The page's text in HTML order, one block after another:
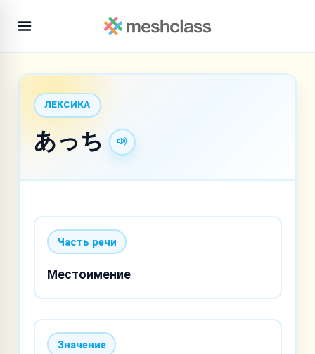
ЛЕКСИКА
あっち
Часть речи
Местоимение
Значение